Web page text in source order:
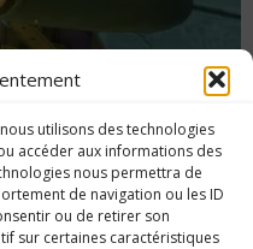
utilisons des technologies
accéder aux informations des
nous permettra de
de navigation ou les ID
ou de retirer son
sur certaines caractéristiques